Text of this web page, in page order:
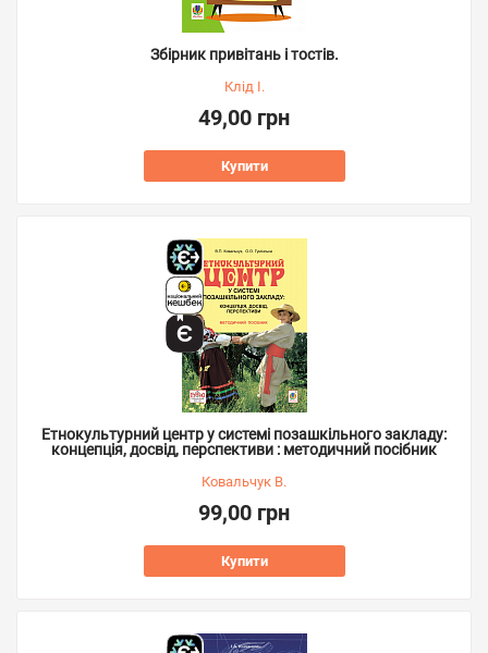
Збірник привітань і тостів.
Клід І.
49,00 грн
Купити
Етнокультурний центр у системі позашкільного закладу:
концепція, досвід, перспективи : методичний посібник
Ковальчук В.
99,00 грн
Купити